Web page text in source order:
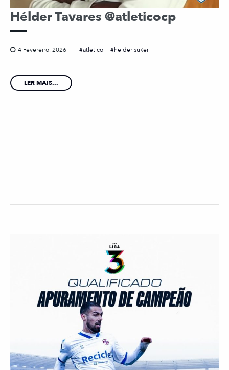
Hélder Tavares @atleticocp
4 Fevereiro, 2026 atletico helder suker
LER MAIS...